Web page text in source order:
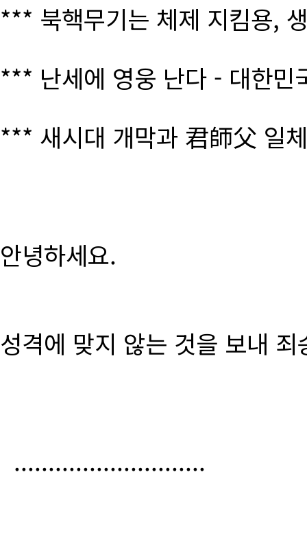
*** 북핵무기는 체제 지킴용,
*** 난세에 영웅 난다 - 대한
*** 새시대 개막과 君師父 일
안녕하세요.
성격에 맞지 않는 것을 보내
............................